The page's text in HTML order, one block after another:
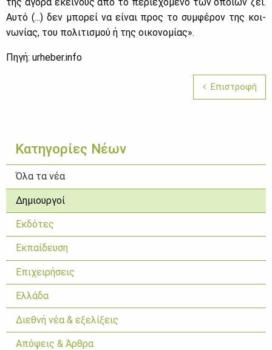
Κατηγορίες Νέων
Όλα τα νέα
Δημιουργοί
Εκδότες
Εκπαίδευση
Επιχειρήσεις
Ελλάδα
Διεθνή νέα & εξελίξεις
Απόψεις & Άρθρα
Αυ­τό (...) δεν μπο­ρεί να εί­ναι προς το συμ­φέ­ρον της κοι­
νω­νί­ας, του πο­λι­τι­σμού ή της οι­κο­νο­μί­ας».
Πη­γή: urheber.info
Επιστροφή